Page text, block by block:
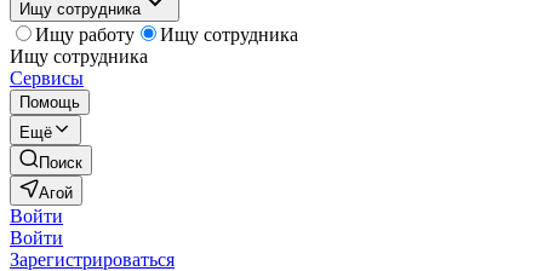
Ищу сотрудника
Ищу работу
Ищу сотрудника
Ищу сотрудника
Сервисы
Помощь
Ещё
Поиск
Агой
Войти
Войти
Зарегистрироваться